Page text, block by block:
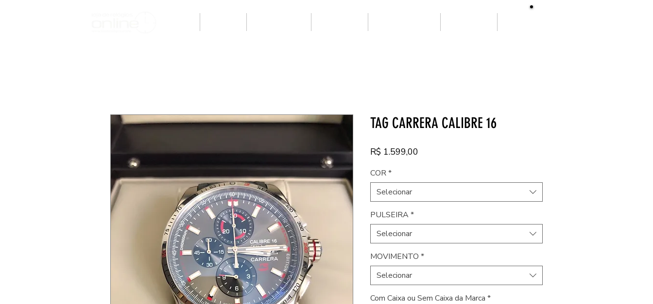
TAG CARRERA CALIBRE 16
R$ 1.599,00
COR*
Selecionar
PULSEIRA*
Selecionar
MOVIMENTO *
Selecionar
Com Caixa ou Sem Caixa da Marca *